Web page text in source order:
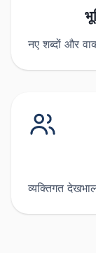
नए शब्दों और
व्यक्तिगत